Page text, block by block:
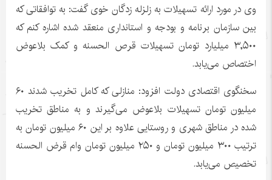
وی در مورد ارائه تسهیلات به زلزله زدگان خوی گفت: به توافقاتی که
بین سازمان برنامه و بودجه و استانداری منعقد شده اشاره کنم که
۳,۵۰۰ میلیارد تومان تسهیلات قرص
الحسنهو کمک بلاعوض
اختصاص می‌یابد.
سخنگوی اقتصادی دولت افزود: منازلی که کامل تخریب شدند ۶۰
میلیون تومان تسهیلات بلاعوض می‌گیرند و به مناطق تخریب
شده در مناطق شهری و روستایی علاوه بر این ۶۰ میلیون تومان به
ترتیب ۳۰۰ میلیون تومان و ۲۵۰ میلیون تومان وام قرض
الحسنه
تخصیص می‌یابد.